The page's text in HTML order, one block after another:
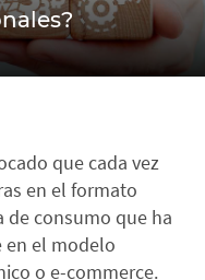
que cada vez
en el formato
consumo que ha
en el modelo
o e-commerce.